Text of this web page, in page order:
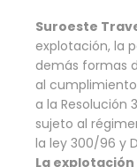
Suroeste
explotación, la
demás formas
al cumplimiento
a la Resolución
sujeto al
la ley 300/96 y
La